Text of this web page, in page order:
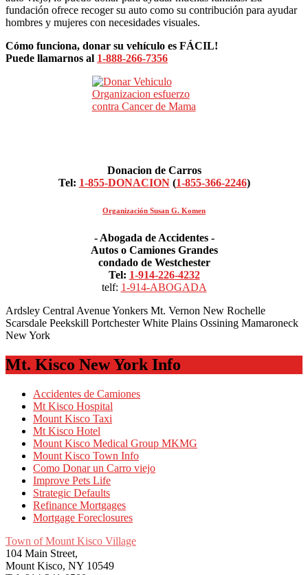
fundación ofrece recoger su auto como su contribución para ayudar
hombres y mujeres con necesidades visuales.
Cómo funciona, donar su vehículo es FÁCIL!
Puede llamarnos al 1-888-266-7356
Donacion de Carros
Tel: 1-855-DONACION(1-855-366-2246)
Organización Susan G. Komen
- Abogada de Accidentes -
Autos o Camiones Grandes
condado de Westchester
Tel: 1-914-226-4232
telf: 1-914-ABOGADA
Ardsley Central Avenue Yonkers Mt. Vernon New Rochelle
Scarsdale Peekskill Portchester White Plains Ossining Mamaroneck
New York
Mt. Kisco New York Info
Accidentes de Camiones
Mt Kisco Hospital
Mount Kisco Taxi
Mt Kisco Hotel
Mount Kisco Medical Group MKMG
Mount Kisco Town Info
Como Donar un Carro viejo
Improve Pets Life
Strategic Defaults
Refinance Mortgages
Mortgage Foreclosures
Town of Mount Kisco Village
104 Main Street,
Mount Kisco, NY 10549